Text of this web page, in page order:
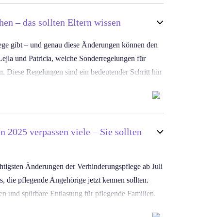
Pflegegeld)
werden muss
dem Verhinderungspflege Netzwerk – einer der
um Verhinderungspflege im deutschsprachigen
Pflegebedürftige und alle, die sich mehr Sicherheit
– das sollten Eltern wissen
gibt – und genau diese Änderungen können den
und Patricia, welche Sonderregelungen für
Diese Regelungen sind ein bedeutender Schritt hin
fur-Kinder
Eltern von diesen Verbesserungen profitieren.
2025 verpassen viele – Sie sollten
Änderungen der Verhinderungspflege ab Juli
die pflegende Angehörige jetzt kennen sollten.
und spürbare Entlastung für pflegende Familien.